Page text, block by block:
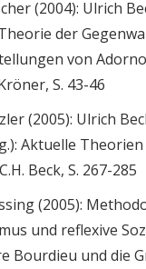
(2004): Ulrich
der
von
S. 43-46
(2005): Ulrich
Aktuelle
Beck, S. 267-285
(2005):
und reflexive
Bourdieu und die